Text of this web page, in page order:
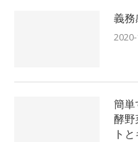
義務
簡単
酵野
ト